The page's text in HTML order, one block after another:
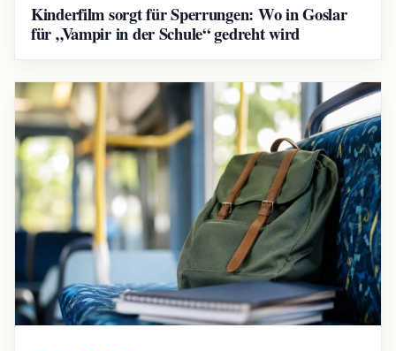
Kinderfilm sorgt für Sperrungen: Wo in Goslar
für „Vampir in der Schule“ gedreht wird